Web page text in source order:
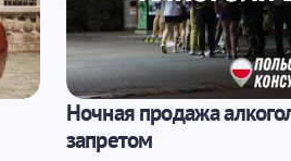
Ночная продажа
запретом